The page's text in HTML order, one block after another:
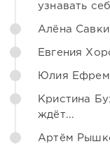
узнавать
Алёна
Евгения
Юлия
Кристина
ждёт...
Артём